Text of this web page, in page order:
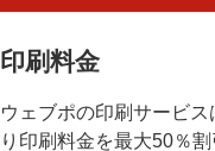
印刷料金
ウェブポの印刷サービ
り印刷料金を最大50％割